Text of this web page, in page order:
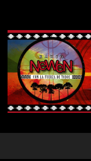
content